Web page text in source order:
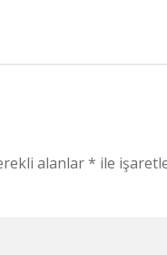
alanlar* ile